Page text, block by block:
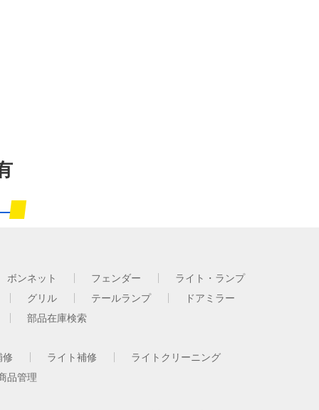
ボンネット フェンダー
ライト・ランプ
グリル
テールランプ
ドアミラー
部品在庫検索
修 ライト補修
ライトクリーニング
品管理